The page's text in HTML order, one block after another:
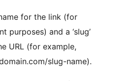
for the link (for
purposes) and a ‘slug’
URL (for example,
slug-name).